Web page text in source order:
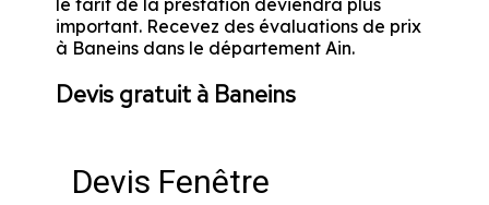
le tarif de la prestation deviendra plus
important. Recevez des évaluations de prix
à Baneins dans le département Ain.
Devis gratuit à Baneins
Devis Fenêtre